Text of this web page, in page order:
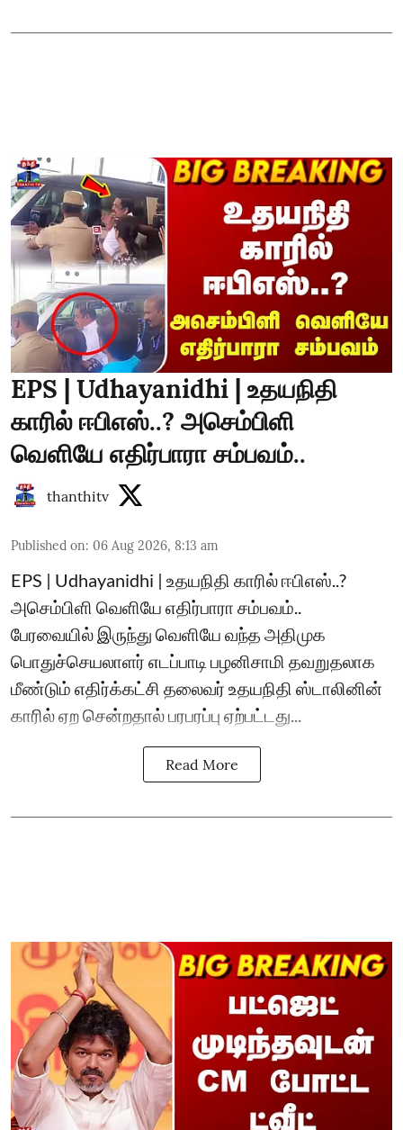
EPS | Udhayanidhi | உதயநிதி
காரில் ஈபிஎஸ்..? அசெம்பிளி
வெளியே எதிர்பாரா சம்பவம்..
thanthitv
Published on: 06 Aug 2026, 8:13 am
EPS | Udhayanidhi | உதயநிதி காரில் ஈபிஎஸ்..?
அசெம்பிளி வெளியே எதிர்பாரா சம்பவம்..
பேரவையில் இருந்து வெளியே வந்த அதிமுக
பொதுச்செயலாளர் எடப்பாடி பழனிசாமி தவறுதலாக
மீண்டும் எதிர்க்கட்சி தலைவர் உதயநிதி ஸ்டாலினின்
காரில் ஏற சென்றதால் பரபரப்பு ஏற்பட்டது...
Read More